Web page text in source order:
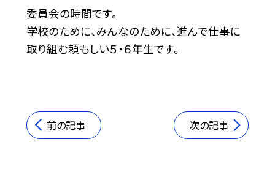
委員会の時間です。
学校のために、みんなのために、進んで仕事に
取り組む頼もしい５・６年生です。
前の記事 次の記事